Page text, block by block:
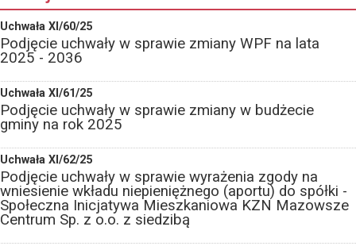
Uchwała XI/60/25
Podjęcie uchwały w sprawie zmiany WPF na lata
2025 - 2036
Uchwała XI/61/25
Podjęcie uchwały w sprawie zmiany w budżecie
gminy na rok 2025
Uchwała XI/62/25
Podjęcie uchwały w sprawie wyrażenia zgody na
wniesienie wkładu niepieniężnego (aportu) do spółki -
Społeczna Inicjatywa Mieszkaniowa KZN Mazowsze
Centrum Sp. z o.o. z siedzibą